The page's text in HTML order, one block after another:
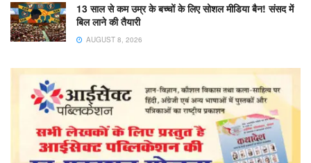
13 साल से कम उम्र के बच्चों के लिए सोशल मीडिया बैन! संसद में
बिल लाने की तैयारी
AUGUST 8, 2026